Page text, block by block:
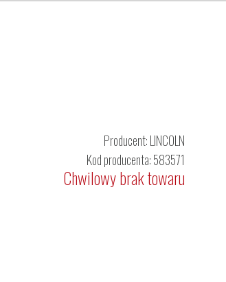
Producent:LINCOLN
Kod producenta: 583571
Chwilowy brak towaru